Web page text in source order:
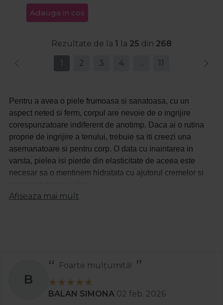
Adauga in cos
Rezultate de la 1 la 25 din 268
1 2 3 4 ... 11
Pentru a avea o piele frumoasa si sanatoasa, cu un
aspect neted si ferm, corpul are nevoie de o ingrijire
corespunzatoare indiferent de anotimp. Daca ai o rutina
proprie de ingrijire a tenului, trebuie sa iti creezi una
asemanatoare si pentru corp. O data cu inaintarea in
varsta, pielea isi pierde din elasticitate de aceea este
necesar sa o mentinem hidratata cu ajutorul cremelor si
tratament mai intens, apeleaza la parafina ce este bogata
in vitamine si ajuta la absorbtia mai profunda a
substantelor active, asigurand astfel o piele catifelata.
Afiseaza mai mult
S
Recomand
Stanciu Aura Andreea 02 apr. 2025